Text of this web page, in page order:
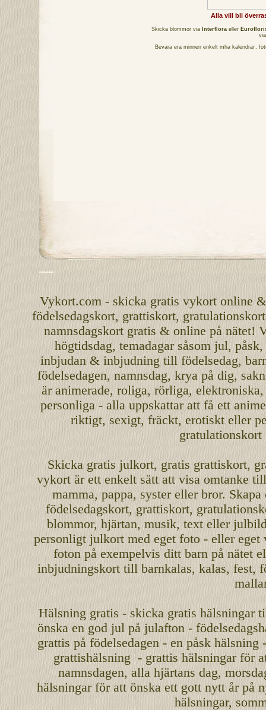
Alla vill bli
Skicka blommor via Interflora eller
Bevara era minnen enkelt mha kalendrar,
Vykort.com-skicka gratis vykort online
födelsedagskort, grattiskort, gratulationskort
namnsdagskort gratis &online på nätet!
högtidsdag, temadagar såsom jul,påsk,
inbjudan&inbjudningtillfödelsedag,
födelsedagen, namnsdag,krya på dig,
äranimerade,roliga,rörliga,elektroniska
personliga- alla uppskattar att få ett
riktigt,sexigt,fräckt, erotiskteller
gratulationskort
Skicka gratis julkort, gratis grattiskort,
vykortär ett enkelt sätt att visa omtanke
mamma, pappa,systerellerbror.
födelsedagskort,grattiskort,
blommor, hjärtan, musik, text eller
personligtjulkort med eget foto - eller eget
foton på exempelvis ditt barn på nätet
inbjudningskorttill barnkalas, kalas, fest,
Hälsning gratis - skicka gratis
önska engod julpå julafton -
grattis på födelsedagen - en påsk
grattishälsning - grattis hälsningar för
namnsdagen,alla hjärtans dag,
hälsningar för att önska ett gott nytt årpå
hälsningar,